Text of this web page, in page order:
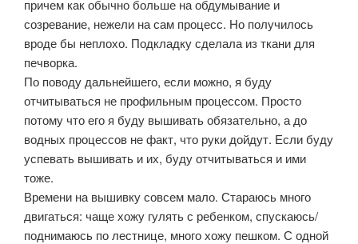
причем как обычно больше на обдумывание и
созревание, нежели на сам процесс. Но получилось
вроде бы неплохо. Подкладку сделала из ткани для
печворка.
По поводу дальнейшего, если можно, я буду
отчитываться не профильным процессом. Просто
потому что его я буду вышивать обязательно, а до
водных процессов не факт, что руки дойдут. Если буду
успевать вышивать и их, буду отчитываться и ими
тоже.
Времени на вышивку совсем мало. Стараюсь много
двигаться: чаще хожу гулять с ребенком, спускаюсь/
поднимаюсь по лестнице, много хожу пешком. С одной